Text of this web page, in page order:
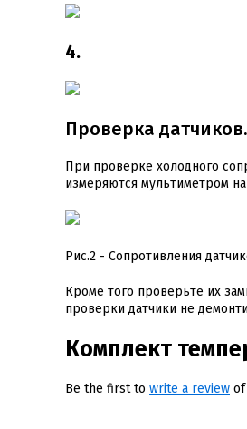
4.
Проверка датчиков.
При проверке холодного
измеряются мультиметром
Рис.2 - Сопротивления
Кроме того проверьте их
проверки датчики не
Комплект
Be the first to write a review